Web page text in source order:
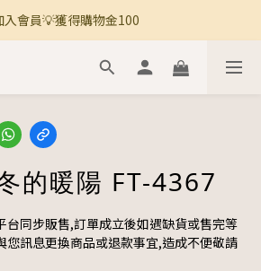
🚚 全館滿800免運 🚚
入會員💡獲得購物金100
🚚 全館滿800免運 🚚
的暖陽 FT-4367
台同步販售,訂單成立後如遇缺貨或售完等
您訊息更換商品或退款事宜,造成不便敬請